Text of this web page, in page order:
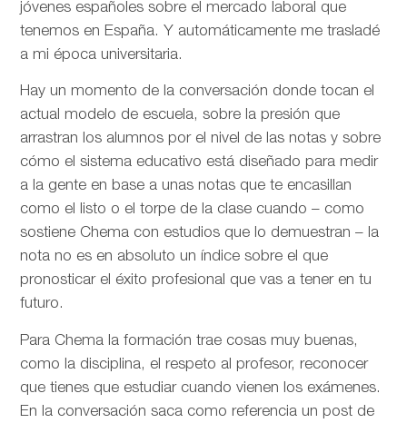
jóvenes españoles sobre el mercado laboral que
tenemos en España. Y automáticamente me trasladé
a mi época universitaria.
Hay un momento de la conversación donde tocan el
actual modelo de escuela, sobre la presión que
arrastran los alumnos por el nivel de las notas y sobre
cómo el sistema educativo está diseñado para medir
a la gente en base a unas notas que te encasillan
como el listo o el torpe de la clase cuando – como
sostiene Chema con estudios que lo demuestran – la
nota no es en absoluto un índice sobre el que
pronosticar el éxito profesional que vas a tener en tu
futuro.
Para Chema la formación trae cosas muy buenas,
como la disciplina, el respeto al profesor, reconocer
que tienes que estudiar cuando vienen los exámenes.
En la conversación saca como referencia un post de